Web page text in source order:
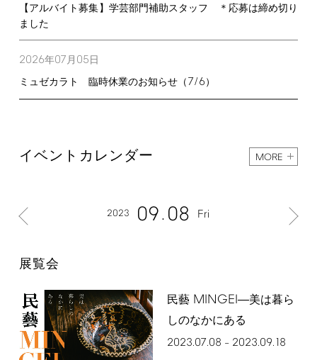
【アルバイト募集】学芸部門補助スタッフ ＊応募は締め切り
ました
2026年07月 05日
ミュゼカラト 臨時休業のお知らせ（7/6）
イベントカレンダー MORE
2023 09 08 Fri
展覧会
民藝 MINGEI―美は暮ら
しのなかにある
2023.07.08 – 2023.09.18